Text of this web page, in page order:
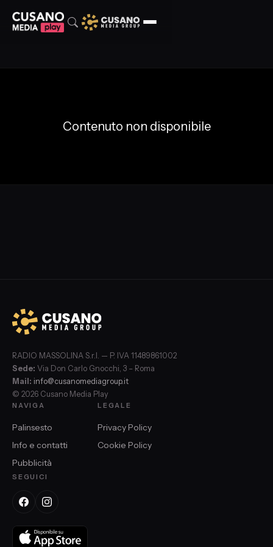
Contenuto non disponibile
RADIO MASSOLINA S.r.l. — P. IVA 11489861002
Sede: Via Don Carlo Gnocchi, 3 – Roma
Mail: info@cusanomediagroup.it
© 2026 Cusano Media Play
NAVIGA
Palinsesto
Info e contatti
Pubblicità
LEGALE
Privacy Policy
Cookie Policy
SEGUICI